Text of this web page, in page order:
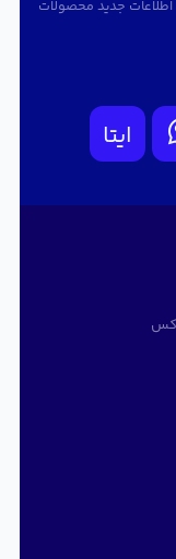
جدید محصولات
ایتا